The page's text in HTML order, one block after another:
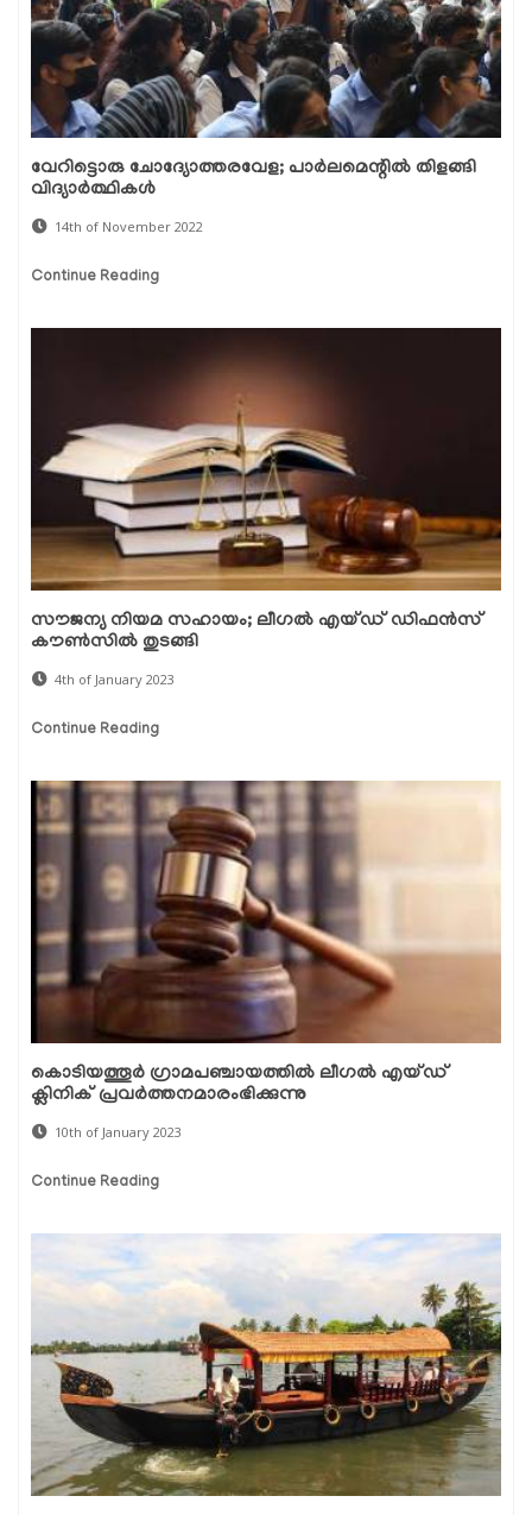
വേറിട്ടൊരു ചോദ്യോത്തരവേള; പാര്‍ലമെന്റില്‍ തിളങ്ങി
വിദ്യാര്‍ത്ഥികള്‍
14th of November 2022
Continue Reading
സൗജന്യ നിയമ സഹായം; ലീഗല്‍ എയ്ഡ് ഡിഫന്‍സ്
കൗണ്‍സില്‍ തുടങ്ങി
4th of January 2023
Continue Reading
കൊടിയത്തൂർ ഗ്രാമപഞ്ചായത്തിൽ ലീഗൽ എയ്ഡ്
ക്ലിനിക് പ്രവർത്തനമാരംഭിക്കുന്നു
10th of January 2023
Continue Reading